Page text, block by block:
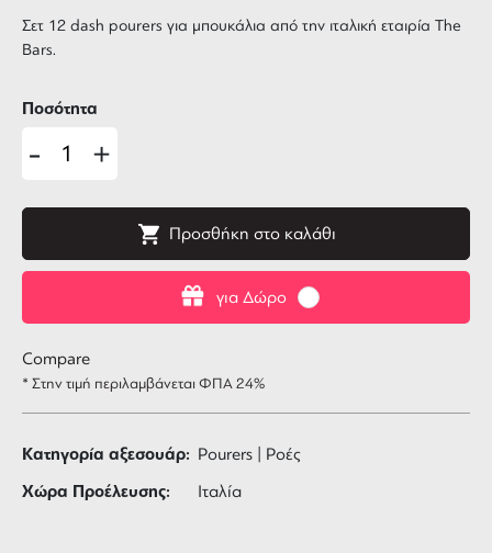
Σετ 12 dash pourers για μπουκάλια από την ιταλική εταιρία The
Bars.
για Δώρο
Ποσότητα
- +
Προσθήκη στο καλάθι
Compare
* Στην τιμή περιλαμβάνεται ΦΠΑ 24%
Κατηγορία αξεσουάρ: Pourers | Ροές
Χώρα Προέλευσης: Ιταλία